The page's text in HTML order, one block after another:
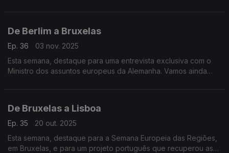
De Berlim a Bruxelas
Ep. 36
03 nov. 2025
Esta semana, destaque para uma entrevista exclusiva com o
Ministro dos assuntos europeus da Alemanha. Vamos ainda
De Bruxelas a Lisboa
Ep. 35
20 out. 2025
Esta semana, destaque para a Semana Europeia das Regiões,
em Bruxelas, e para um projeto português que recuperou as